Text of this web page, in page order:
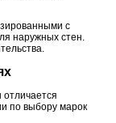
с
наружных стен.
отличается
по выбору марок